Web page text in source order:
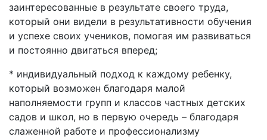
заинтересованные в результате своего труда,
который они видели в результативности обучения
и успехе своих учеников, помогая им развиваться
и постоянно двигаться вперед;
* индивидуальный подход к каждому ребенку,
который возможен благодаря малой
наполняемости групп и классов частных детских
садов и школ, но в первую очередь – благодаря
слаженной работе и профессионализму